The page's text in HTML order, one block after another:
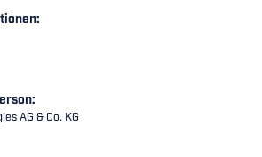
AG & Co. KG